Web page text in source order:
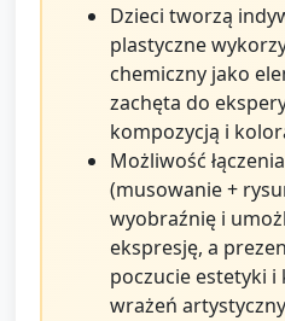
Dzieci tworzą
plastyczne
chemiczny jako
zachęta do
kompozycją i
Możliwość
(musowanie +
wyobraźnię i
ekspresję, a
poczucie estetyki
wrażeń